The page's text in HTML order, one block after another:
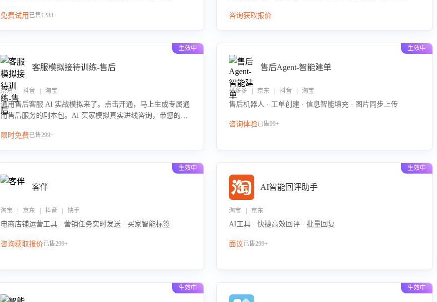
识支持，帮助用户高效管理和利用知识资源。通过该产品，
免费试用 已售1288+
团队的销服能力。
咨询获取报价
生效中
客服模拟接待训练-售后
京东 | 抖音 | 淘宝
通用售后客服 AI 实战模拟来了。点击开通，马上生成专属通
用售后服务的剧本包。AI 买家模拟真实进线咨询，带您的客
对要点，轻松提升服务能力。
限时免费已售299+
生效中
售后Agent-智能建单
拼多多 | 京东 | 抖音 | 淘宝
售后机器人 · 工单创建 · 信息智能填充 · 图片同步上传
咨询体验已售99+
生效中
客伴
淘宝 | 京东 | 抖音 | 快手
电商店铺运营工具 · 营销任务实时发送 · 买家智能标签
咨询获取报价已售299+
生效中
AI智能回评助手
淘宝 | 京东
AI工具 · 快捷高效回评 · 批量回复
面议已售299+
生效中 生效中